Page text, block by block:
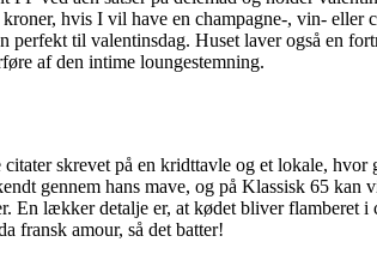
hvis I vil have en champagne-, vin-
til valentinsdag. Huset laver også en
af den intime loungestemning.
skrevet på en kridttavle og et lokale,
gennem hans mave, og på Klassisk 65 kan
lækker detalje er, at kødet bliver flamberet
fransk amour, så det batter!